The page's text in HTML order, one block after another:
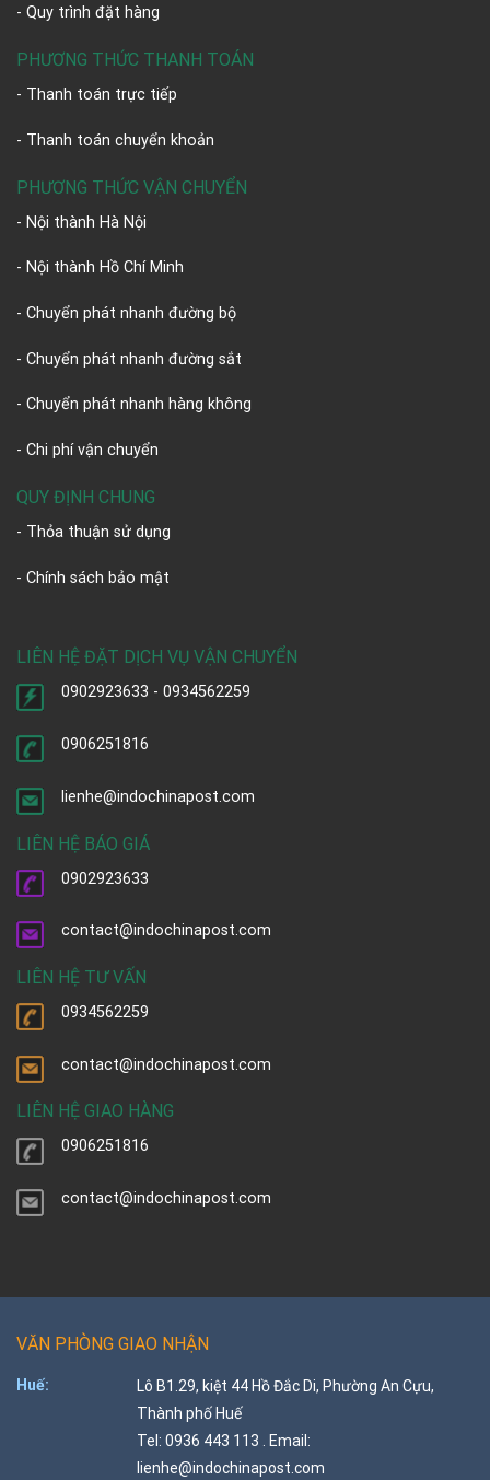
- Quy trình đặt hàng
PHƯƠNG THỨC THANH TOÁN
- Thanh toán trực tiếp
- Thanh toán chuyển khoản
PHƯƠNG THỨC VẬN CHUYỂN
- Nội thành Hà Nội
- Nội thành Hồ Chí Minh
- Chuyển phát nhanh đường bộ
- Chuyển phát nhanh đường sắt
- Chuyển phát nhanh hàng không
- Chi phí vận chuyển
QUY ĐỊNH CHUNG
- Thỏa thuận sử dụng
- Chính sách bảo mật
LIÊN HỆ ĐẶT DỊCH VỤ VẬN CHUYỂN
0902923633 - 0934562259
0906251816
lienhe@indochinapost.com
LIÊN HỆ BÁO GIÁ
0902923633
contact@indochinapost.com
LIÊN HỆ TƯ VẤN
0934562259
contact@indochinapost.com
LIÊN HỆ GIAO HÀNG
0906251816
contact@indochinapost.com
VĂN PHÒNG GIAO NHẬN
Huế:
Lô B1.29, kiệt 44 Hồ Đắc Di, Phường An Cựu,
Thành phố Huế
Tel: 0936 443 113 . Email:
lienhe@indochinapost.com